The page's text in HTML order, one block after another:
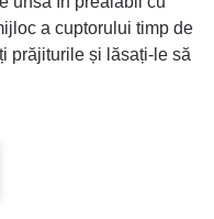
a cuptorului timp de
prăjiturile și lăsați-le să